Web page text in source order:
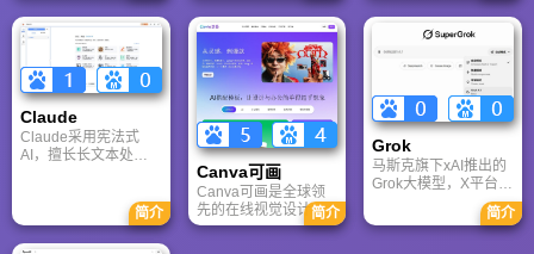
CS、War3、星际争霸
等经典游戏的稳定联
机服务。重温DOTA1
的激情岁月，找回当
年的战友。同时提供
最新CGA电竞赛事资
讯及热门页游入口，
致敬中国电竞的黄金
时代。
手游玩家提供最新、
最全的游戏资讯、攻
略、评测及视频等内
容，是国内较早一批
专注于移动游戏领域
的垂直媒体。
网站，电玩巴士是一
个全面的综合性游戏
门户，专注于为全球
玩家提供主机、PC及
移动端游戏的全方位
资讯。
Claude
Claude采用宪法式
AI，擅长长文本处理
在复杂推理、代码与
快速迭代上占优。两
者定位不同，各有千
简介
Canva可画
Canva可画是全球领
先的在线视觉设计平
台，内置AI“魔力工作
简介
Grok
马斯克旗下xAI推出的
Grok大模型，X平台实
时数据整合与多智能
体协作的核心优势。
针对其中文能力、隐
简介